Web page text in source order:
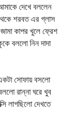
দেখে বললেন
শরবত এর গ্লাস
কাপর খুলে ফ্রেশ
বললো নিন দাদা
সোফায় বসলো
রান্না ঘরে খুব
লাগছিলো দেখতে